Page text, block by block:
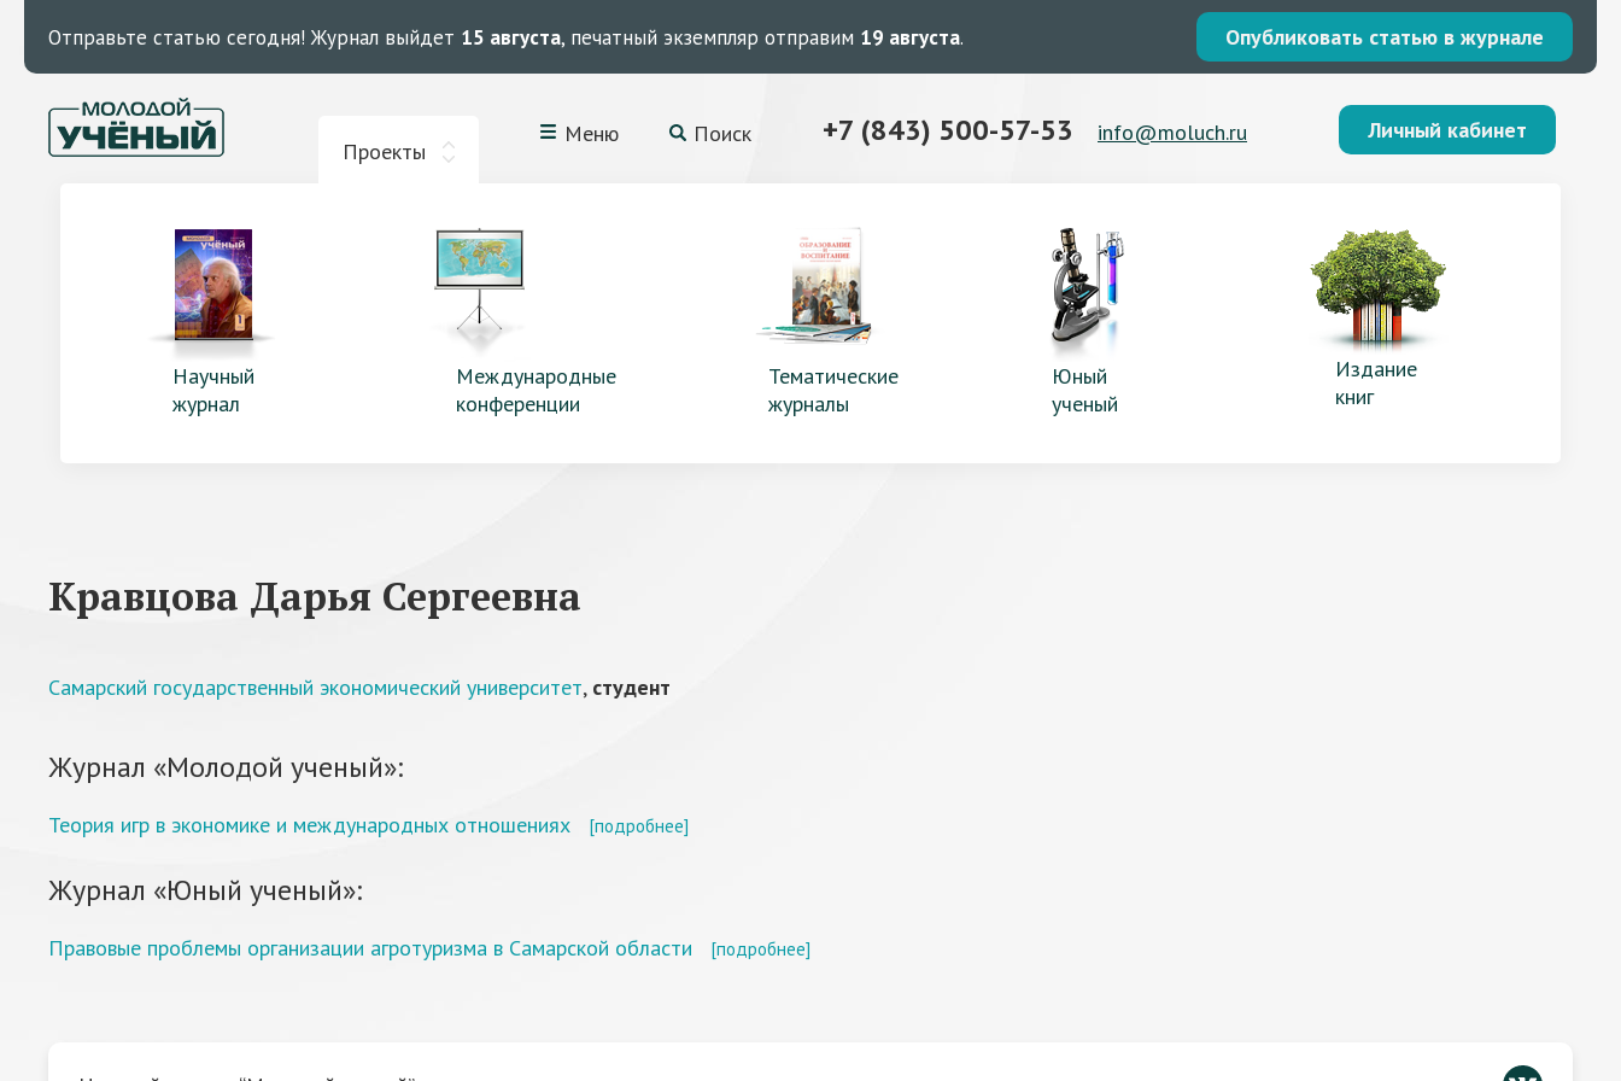
Отправьте статью сегодня! Журнал выйдет 15 августа, печатный экземпляр отправим 19 августа. Опубликовать статью в журнале
Проекты
Меню Поиск +7 (843) 500-57-53 info@moluch.ru Личный кабинет
Научный
журнал
Международные
конференции
Тематические
журналы
Юный
ученый
Издание
книг
Кравцова Дарья Сергеевна
Самарский государственный экономический университет, студент
Журнал «Молодой ученый»:
Теория игр в экономике и международных отношениях [подробнее]
Журнал «Юный ученый»:
Правовые проблемы организации агротуризма в Самарской области [подробнее]